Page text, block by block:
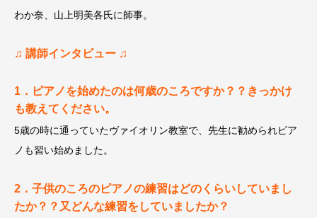
わか奈、山上明美各氏に師事。
♫ 講師インタビュー ♫
1．ピアノを始めたのは何歳のころですか？？きっかけ
も教えてください。
5歳の時に通っていたヴァイオリン教室で、先生に勧められピア
ノも習い始めました。
2．子供のころのピアノの練習はどのくらいしていまし
たか？？又どんな練習をしていましたか？